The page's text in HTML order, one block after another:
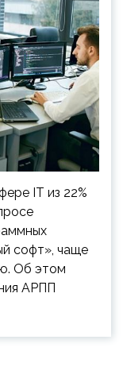
IT из 22%
софт», чаще
Об этом
АРПП